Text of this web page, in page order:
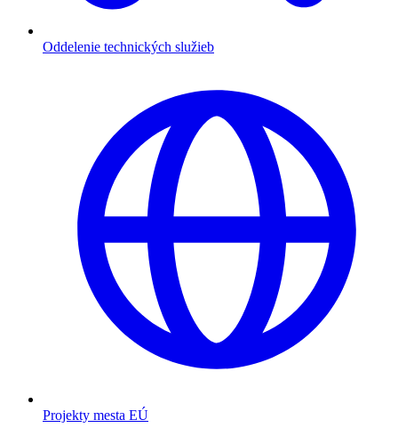
Oddelenie technických služieb
Projekty mesta EÚ